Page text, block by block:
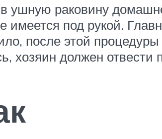
ушную раковину
имеется под рукой.
после этой
хозяин должен отвести